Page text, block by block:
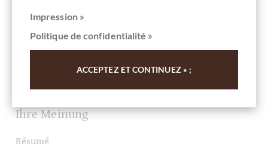
mit ganzen Haselnüssen
Merci pour votre soutien.
Ihre Meinung
Résumé
Impression »
Politique de confidentialité »
ACCEPTEZ ET CONTINUEZ » ;